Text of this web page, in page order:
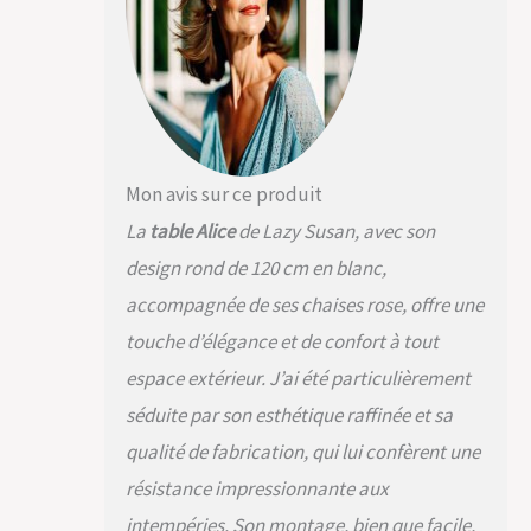
meubles de jardin en
métal sont fabriqués
à partir d'fonte
d'aluminium au sable
de qualité supérieure
avec une finition à
revêtement en
poudre très durable
et facile à nettoyer.
CONSTRUCTION
DURABLE:
contrairement à la
plupart des meubles
de jardin en bois et
de jardin en fonte
d'aluminium ne se
déforment pas ou ne
pourrissent pas, et
contrairement à
Mon avis sur ce produit
La table Alicede Lazy Susan, avec son
design rond de 120 cm en blanc,
accompagnée de ses chaises rose, offre une
touche d’élégance et de confort à tout
espace extérieur. J’ai été particulièrement
séduite par son esthétique raffinée et sa
qualité de fabrication, qui lui confèrent une
résistance impressionnante aux
intempéries. Son montage, bien que facile,